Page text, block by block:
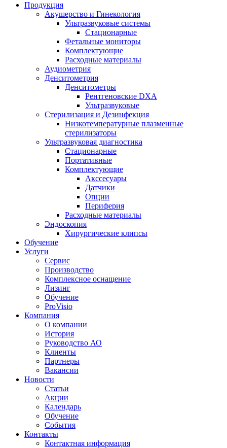
Продукция
Акушерство и Гинекология
Ультразвуковые системы
Стационарные
Фетальные мониторы
Комплектующие
Расходные материалы
Аудиометрия
Денситометрия
Денситометры
Рентгеновские DXA
Ультразвуковые
Стерилизация и Дезинфекция
Низкотемпературные плазменные
стерилизаторы
Ультразвуковая диагностика
Стационарные
Портативные
Комплектующие
Акссесуары
Датчики
Опции
Периферия
Расходные материалы
Эндоскопия
Хирургические клипсы
Обучение
Услуги
Сервис
Производство
Комплексное оснащение
Лизинг
Обучение
ProVisio
Компания
О компании
История
Руководство АО
Клиенты
Партнеры
Вакансии
Новости
Статьи
Акции
Календарь
Обучение
События
Контакты
Контактная информация